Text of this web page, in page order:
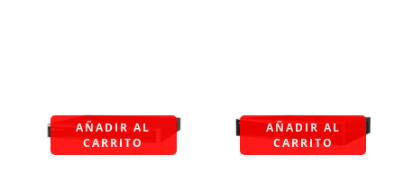
AÑADIR AL
CARRITO
AÑADIR AL
CARRITO